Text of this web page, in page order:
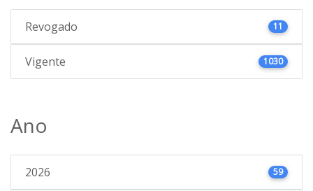
Revogado 11
Vigente 1030
Ano
2026 59